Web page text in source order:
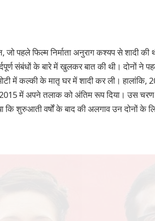
जो पहले फिल्म निर्माता अनुराग कश्यप से शादी
संबंधों के बारे में खुलकर बात की थी। दोनों ने
में कल्की के मातृ घर में शादी कर ली। हालांकि,
में अपने तलाक को अंतिम रूप दिया। उस
कि शुरुआती वर्षों के बाद की अलगाव उन दोनों के